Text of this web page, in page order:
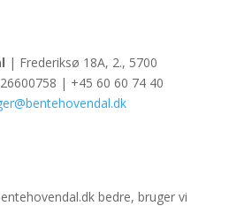
| Frederiksø 18A, 2., 5700
| +45 60 60 74 40
bedre, bruger vi